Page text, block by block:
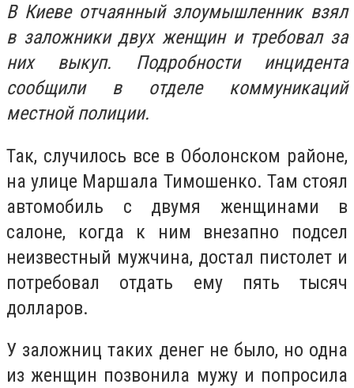
В Киеве отчаянный злоумышленник взял
в заложники двух женщин и требовал за
них выкуп. Подробности инцидента
сообщили в отделе коммуникаций
местной полиции.
Так, случилось все в Оболонском районе,
на улице Маршала Тимошенко. Там стоял
автомобиль с двумя женщинами в
салоне, когда к ним внезапно подсел
неизвестный мужчина, достал пистолет и
потребовал отдать ему пять тысяч
долларов.
У заложниц таких денег не было, но одна
из женщин позвонила мужу и попросила